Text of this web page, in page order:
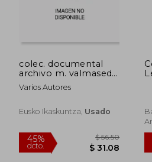
colec. documental
archivo m. valmaseda
(1372-1518)
Varios Autores
Eusko Ikaskuntza, Usado